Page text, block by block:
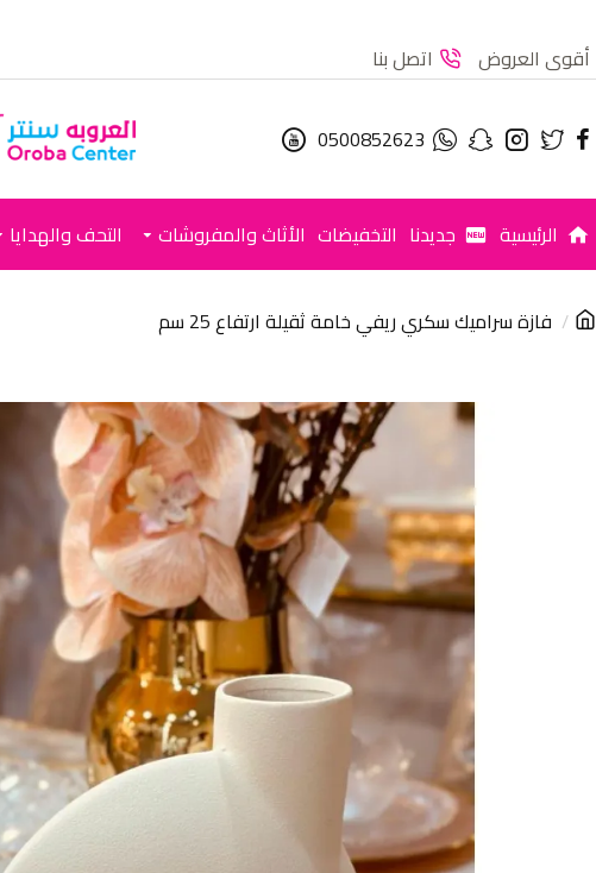
أقوى العروض اتصل بنا
0500852623
الرئيسية جديدنا التخفيضات الأثاث والمفروشات التحف والهدايا
فازة سراميك سكري ريفي خامة ثقيلة ارتفاع 25 سم